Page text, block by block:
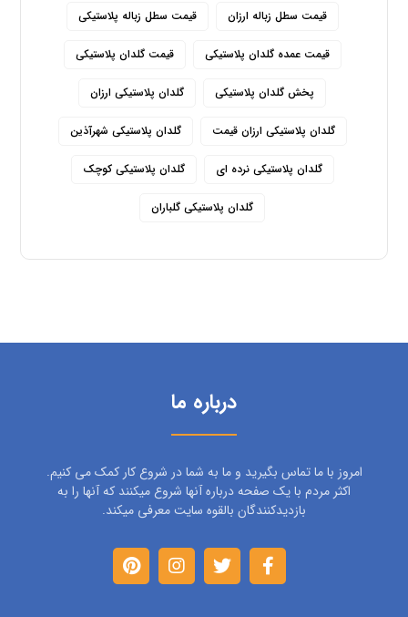
قیمت سطل زباله ارزان قیمت سطل زباله پلاستیکی
قیمت عمده گلدان پلاستیکی قیمت گلدان پلاستیکی
پخش گلدان پلاستیکی گلدان پلاستیکی ارزان
گلدان پلاستیکی ارزان قیمت گلدان پلاستیکی شهرآذین
گلدان پلاستیکی نرده ای گلدان پلاستیکی کوچک
گلدان پلاستیکی گلباران
درباره ما
امروز با ما تماس بگیرید و ما به شما در شروع کار کمک می کنیم.
اکثر مردم با یک صفحه درباره آنها شروع میکنند که آنها را به
بازدیدکنندگان بالقوه سایت معرفی میکند.